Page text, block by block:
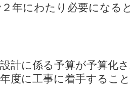
年にわたり必要になる
計に係る予算が予算化
度に工事に着手するこ